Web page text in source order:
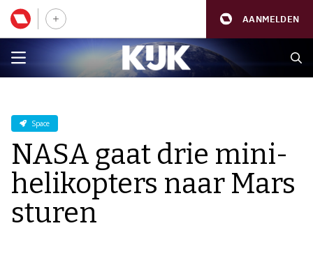
AANMELDEN
Space
NASA gaat drie mini-
helikopters naar Mars
sturen